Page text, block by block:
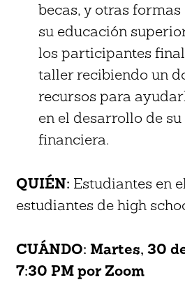
becas, y otras
su educación
los participantes
taller recibiendo un
recursos para
en el desarrollo de
financiera.
QUIÉN: Estudiantes en
estudiantes de high
CUÁNDO: Martes, 30
7:30 PM por Zoom